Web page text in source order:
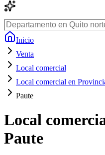
Inicio
Venta
Local comercial
Local comercial en
Paute
Local
Paute